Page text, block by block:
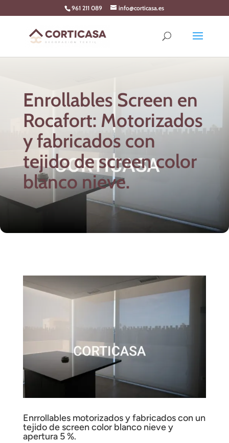
to
961 211 089 info@corticasa.es
Enrollables Screen en
Rocafort: Motorizados
y fabricados con
tejido de screen color
blanco nieve.
Enrrollables motorizados y fabricados con un
tejido de screen color blanco nieve y
apertura 5 %.